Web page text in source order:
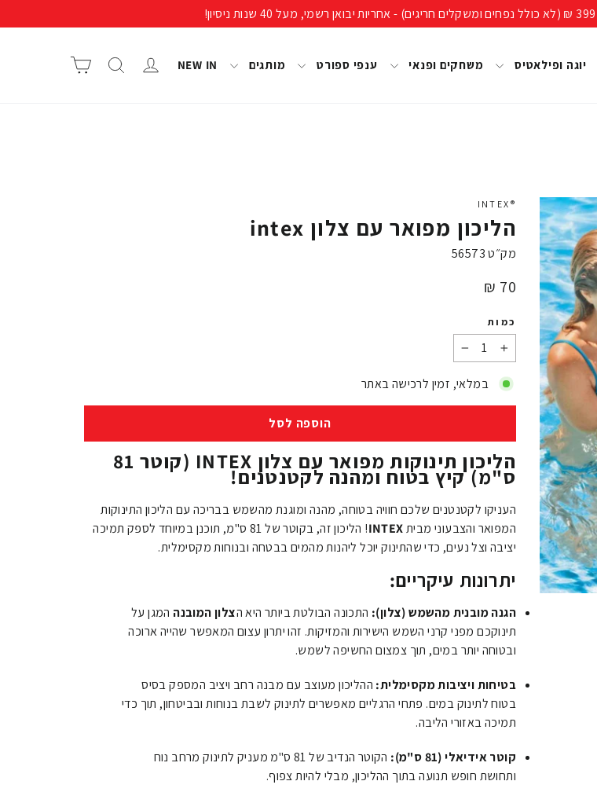
יוגה ופילאטיס משחקים ופנאי ענפי ספורט מותגים NEW IN התחבר/י חיפוש
®INTEX
הליכון מפואר עם צלון intex
מק״ט56573
מחיר
70 ₪
כמות
−
+
במלאי, זמין לרכישה באתר
הוספה לסל
הליכון תינוקות מפואר עם צלון INTEX (קוטר 81
ס"מ) קיץ בטוח ומהנה לקטנטנים!
העניקו לקטנטנים שלכם חוויה בטוחה, מהנה ומוגנת מהשמש בבריכה עם הליכון התינוקות
המפואר והצבעוני מביתINTEX! הליכון זה, בקוטר של81 ס"מ, תוכנן במיוחד לספק תמיכה
יציבה וצל נעים, כדי שהתינוק יוכל ליהנות מהמים בבטחה ובנוחות מקסימלית.
יתרונות עיקריים:
הגנה מובנית מהשמש (צלון): התכונה הבולטת ביותר היא הצלון המובנה המגן על
תינוקכם מפני קרני השמש הישירות והמזיקות. זהו יתרון עצום המאפשר שהייה ארוכה
ובטוחה יותר במים, תוך צמצום החשיפה לשמש.
בטיחות ויציבות מקסימלית: ההליכון מעוצב עם מבנה רחב ויציב המספק בסיס
בטוח לתינוק במים. פתחי הרגליים מאפשרים לתינוק לשבת בנוחות ובביטחון, תוך כדי
תמיכה באזורי הליבה.
קוטר אידיאלי (81ס"מ): הקוטר הנדיב של81 ס"מ מעניק לתינוק מרחב נוח
ותחושת חופש תנועה בתוך ההליכון, מבלי להיות צפוף.